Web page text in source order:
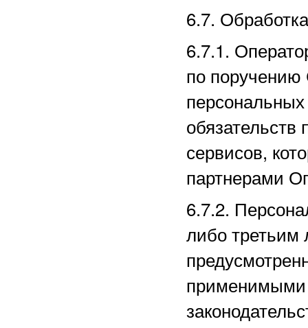
6.7.
6.7.1.
по поручению
обязательств
сервисов,
партнерами
6.7.2.
либо третьим